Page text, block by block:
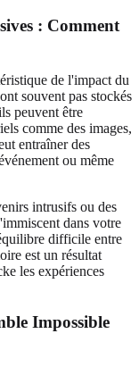
: Comment
de l'impact du
souvent pas stockés
peuvent être
comme des images,
entraîner des
ou même
intrusifs ou des
dans votre
difficile entre
est un résultat
les expériences
Impossible